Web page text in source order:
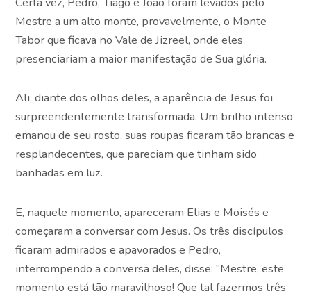
Mestre a um alto monte, provavelmente, o Monte
Tabor que ficava no Vale de Jizreel, onde eles
presenciariam a maior manifestação de Sua glória.
Ali, diante dos olhos deles, a aparência de Jesus foi
surpreendentemente transformada. Um brilho intenso
emanou de seu rosto, suas roupas ficaram tão brancas e
resplandecentes, que pareciam que tinham sido
banhadas em luz.
E, naquele momento, apareceram Elias e Moisés e
começaram a conversar com Jesus. Os três discípulos
ficaram admirados e apavorados e Pedro,
interrompendo a conversa deles, disse: “Mestre, este
momento está tão maravilhoso! Que tal fazermos três